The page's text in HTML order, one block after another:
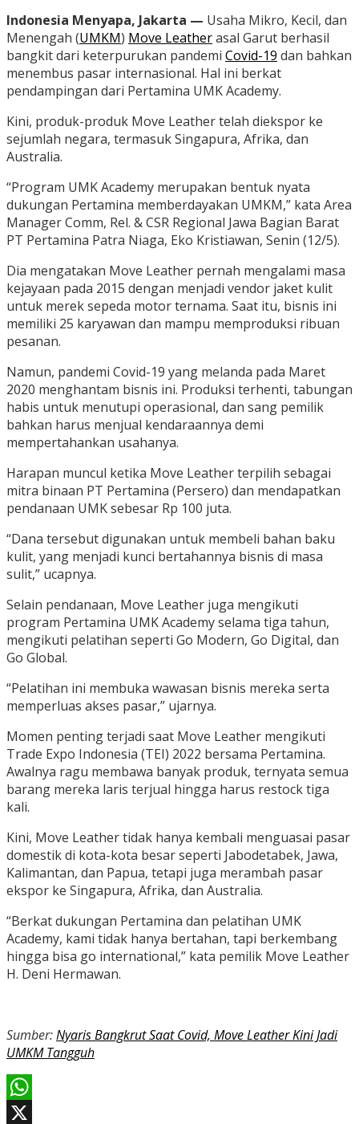
Indonesia Menyapa, Jakarta — Usaha Mikro, Kecil, dan
Menengah (UMKM) Move Leatherasal Garut berhasil
bangkit dari keterpurukan pandemi Covid-19 dan bahkan
menembus pasar internasional. Hal ini berkat
pendampingan dari Pertamina UMK Academy.
Kini, produk-produk Move Leather telah diekspor ke
sejumlah negara, termasuk Singapura, Afrika, dan
Australia.
“Program UMK Academy merupakan bentuk nyata
dukungan Pertamina memberdayakan UMKM,” kata Area
Manager Comm, Rel. & CSR Regional Jawa Bagian Barat
PT Pertamina Patra Niaga, Eko Kristiawan, Senin (12/5).
Dia mengatakan Move Leather pernah mengalami masa
kejayaan pada 2015 dengan menjadi vendor jaket kulit
untuk merek sepeda motor ternama. Saat itu, bisnis ini
memiliki 25 karyawan dan mampu memproduksi ribuan
pesanan.
Namun, pandemi Covid-19 yang melanda pada Maret
2020 menghantam bisnis ini. Produksi terhenti, tabungan
habis untuk menutupi operasional, dan sang pemilik
bahkan harus menjual kendaraannya demi
mempertahankan usahanya.
Harapan muncul ketika Move Leather terpilih sebagai
mitra binaan PT Pertamina (Persero) dan mendapatkan
pendanaan UMK sebesar Rp 100 juta.
“Dana tersebut digunakan untuk membeli bahan baku
kulit, yang menjadi kunci bertahannya bisnis di masa
sulit,” ucapnya.
Selain pendanaan, Move Leather juga mengikuti
program Pertamina UMK Academy selama tiga tahun,
mengikuti pelatihan seperti Go Modern, Go Digital, dan
Go Global.
“Pelatihan ini membuka wawasan bisnis mereka serta
memperluas akses pasar,” ujarnya.
Momen penting terjadi saat Move Leather mengikuti
Trade Expo Indonesia (TEI) 2022 bersama Pertamina.
Awalnya ragu membawa banyak produk, ternyata semua
barang mereka laris terjual hingga harus restock tiga
kali.
Kini, Move Leather tidak hanya kembali menguasai pasar
domestik di kota-kota besar seperti Jabodetabek, Jawa,
Kalimantan, dan Papua, tetapi juga merambah pasar
ekspor ke Singapura, Afrika, dan Australia.
“Berkat dukungan Pertamina dan pelatihan UMK
Academy, kami tidak hanya bertahan, tapi berkembang
hingga bisa go international,” kata pemilik Move Leather
H. Deni Hermawan.
Sumber:Nyaris Bangkrut Saat Covid, Move Leather Kini Jadi
UMKM Tangguh
WhatsApp